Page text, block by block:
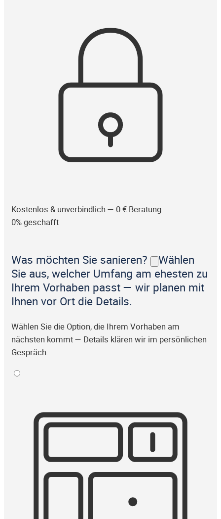
Kostenlos & unverbindlich — 0 € Beratung
0% geschafft
Was möchten Sie sanieren?
Wählen
Sie aus, welcher Umfang am ehesten zu
Ihrem Vorhaben passt — wir planen mit
Ihnen vor Ort die Details.
Wählen Sie die Option, die Ihrem Vorhaben am
nächsten kommt — Details klären wir im persönlichen
Gespräch.